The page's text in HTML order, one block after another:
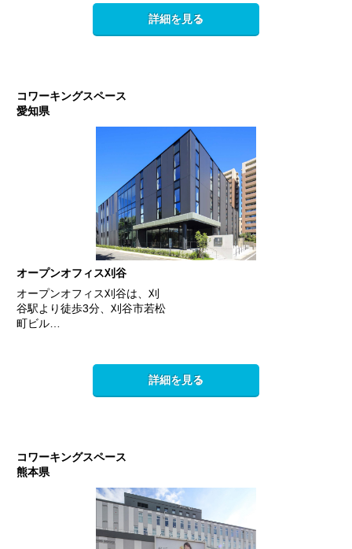
詳細を見る
コワーキングスペース
愛知県
オープンオフィス刈谷
オープンオフィス刈谷は、刈
谷駅より徒歩3分、刈谷市若松
町ビル…
詳細を見る
コワーキングスペース
熊本県